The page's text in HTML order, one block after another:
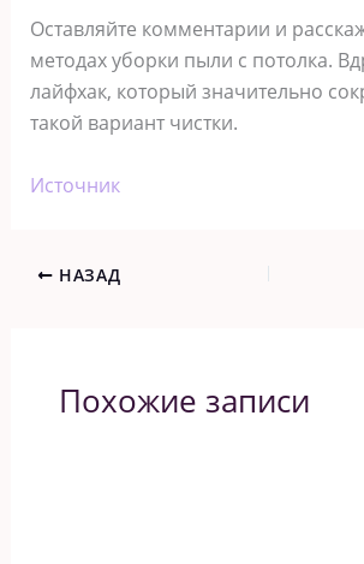
Оставляйте комментарии и
методах уборки пыли с потолка.
лайфхак, который значительно
такой вариант чистки.
Источник
НАЗАД
Похожие записи